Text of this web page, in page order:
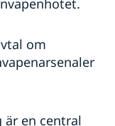
om
en central